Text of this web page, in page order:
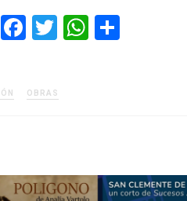
Facebook
TwitterWhatsApp
OBRAS